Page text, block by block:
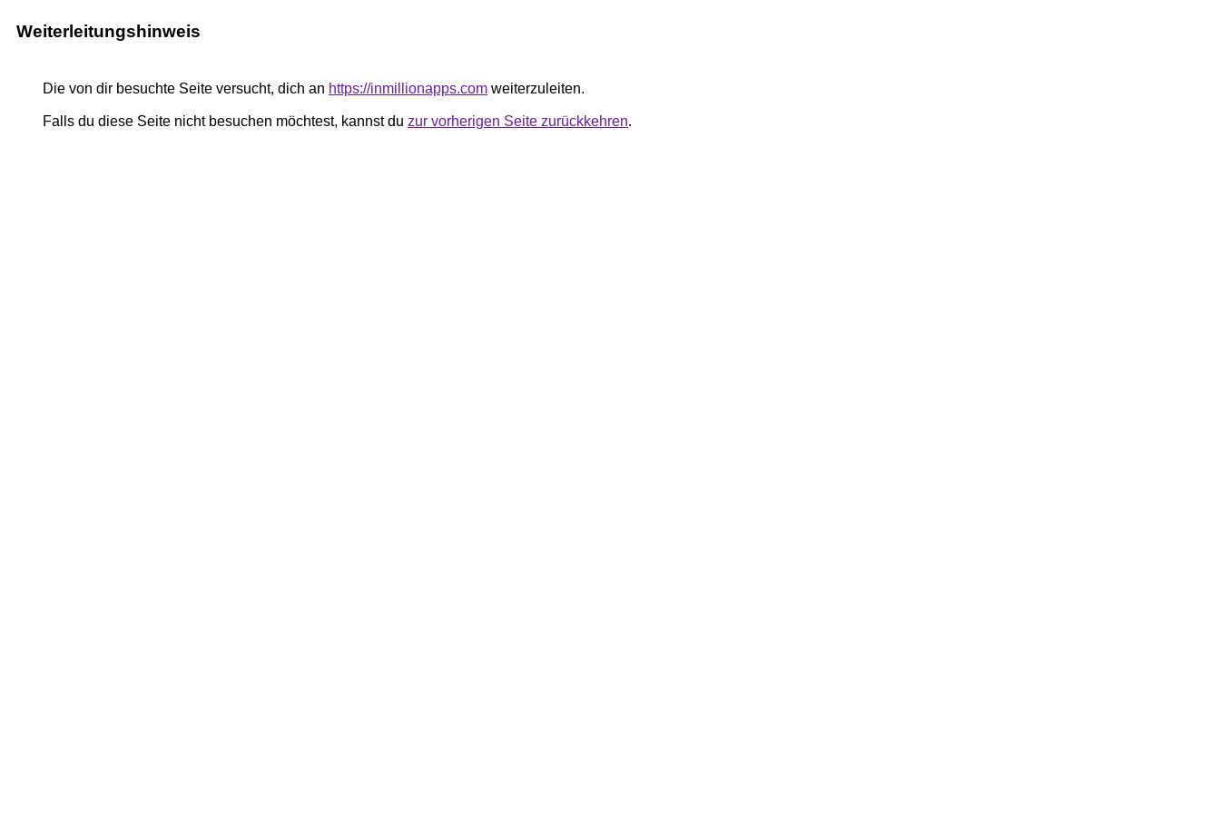
Weiterleitungshinweis
Die von dir besuchte Seite versucht, dich an https://inmillionapps.com weiterzuleiten.
Falls du diese Seite nicht besuchen möchtest, kannst du zur vorherigen Seite zurückkehren.